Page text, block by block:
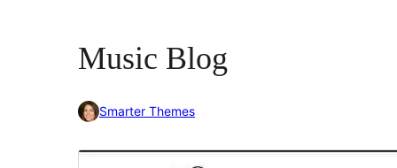
Music Blog
Smarter Themes